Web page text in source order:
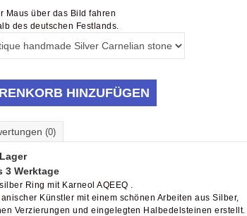
Maus über das Bild fahren
des deutschen Festlands.
HINZUFÜGEN
(0)
3 Werktage
Ring mit Karneol AQEEQ .
Künstler mit einem schönen Arbeiten aus Silber,
Verzierungen und eingelegten Halbedelsteinen erstellt.